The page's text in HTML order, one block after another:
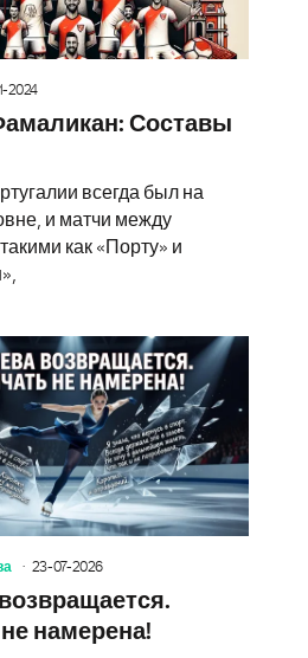
2024
Составы
всегда был на
и матчи между
как «Порту» и
23-07-2026
намерена!